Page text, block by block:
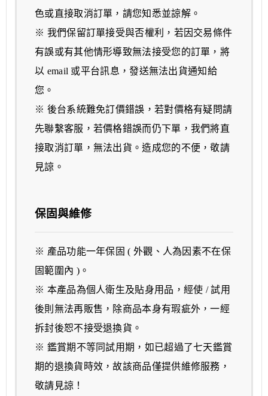
色或直接取消訂單，請您知悉並諒解。
※ 我們保留訂單接受與否權利，若因交易條件
有誤或有其他情形導致無法接受您的訂單，將
以 email 或平台訊息，發送無法出貨通知給
您。
※ 後台系統難免訂價錯誤，若對價格有疑問請
先聯繫客服，若價格錯誤而仍下單，我們將直
接取消訂單，無法出貨。造成您的不便，敬請
見諒。
保固與維修
※ 產品功能一年保固 ( 外觀、人為因素不在保
固範圍內 )。
※ 本產品為個人衛生及貼身用品，經使 / 試用
後則無法再販售，除商品本身有瑕疵外，一經
拆封後恕不接受退換貨。
※ 鑑賞期不等同試用期，如已超過了七天鑑賞
期的退換貨時效，故該商品僅提供維修服務，
敬請見諒！